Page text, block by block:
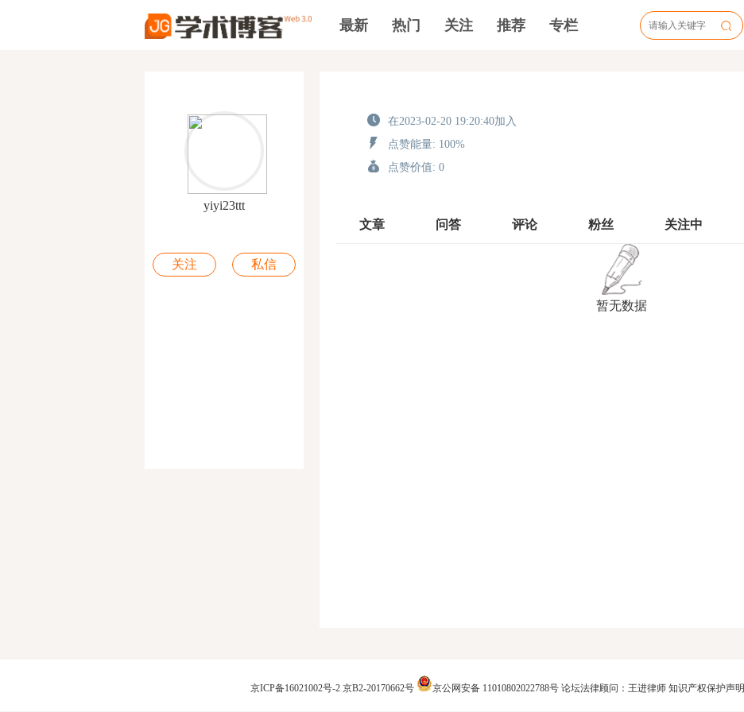
最新 热门 关注 推荐 专栏
yiyi23ttt
关注 私信
在2023-02-20 19:20:40加入
点赞能量: 100%
点赞价值: 0
文章 问答 评论 粉丝 关注中
暂无数据
京ICP备16021002号-2京B2-20170662号 京公网安备 11010802022788号 论坛法律顾问：王进律师 知识产权保护声明